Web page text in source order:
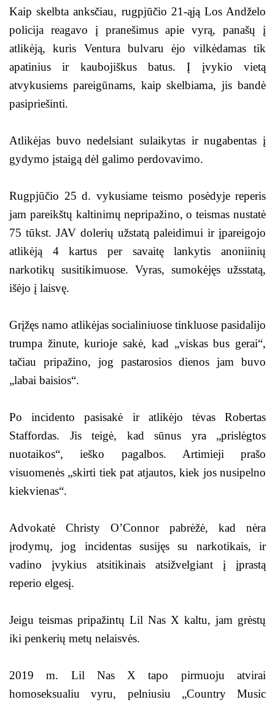
Kaip skelbta anksčiau, rugpjūčio 21-ąją Los Andželo
policija reagavo į pranešimus apie vyrą, panašų į
atlikėją, kuris Ventura bulvaru ėjo vilkėdamas tik
apatinius ir kaubojiškus batus. Į įvykio vietą
atvykusiems pareigūnams, kaip skelbiama, jis bandė
pasipriešinti.
Atlikėjas buvo nedelsiant sulaikytas ir nugabentas į
gydymo įstaigą dėl galimo perdovavimo.
Rugpjūčio 25 d. vykusiame teismo posėdyje reperis
jam pareikštų kaltinimų nepripažino, o teismas nustatė
75 tūkst. JAV dolerių užstatą paleidimui ir įpareigojo
atlikėją 4 kartus per savaitę lankytis anoniinių
narkotikų susitikimuose. Vyras, sumokėjęs užsstatą,
išėjo į laisvę.
Grįžęs namo atlikėjas socialiniuose tinkluose pasidalijo
trumpa žinute, kurioje sakė, kad „viskas bus gerai“,
tačiau pripažino, jog pastarosios dienos jam buvo
„labai baisios“.
Po incidento pasisakė ir atlikėjo tėvas Robertas
Staffordas. Jis teigė, kad sūnus yra „prislėgtos
nuotaikos“, ieško pagalbos. Artimieji prašo
visuomenės „skirti tiek pat atjautos, kiek jos nusipelno
kiekvienas“.
Advokatė Christy O’Connor pabrėžė, kad nėra
įrodymų, jog incidentas susijęs su narkotikais, ir
vadino įvykius atsitikinais atsižvelgiant į įprastą
reperio elgesį.
Jeigu teismas pripažintų Lil Nas X kaltu, jam grėstų
iki penkerių metų nelaisvės.
2019 m. Lil Nas X tapo pirmuoju atvirai
homoseksualiu vyru, pelniusiu „Country Music